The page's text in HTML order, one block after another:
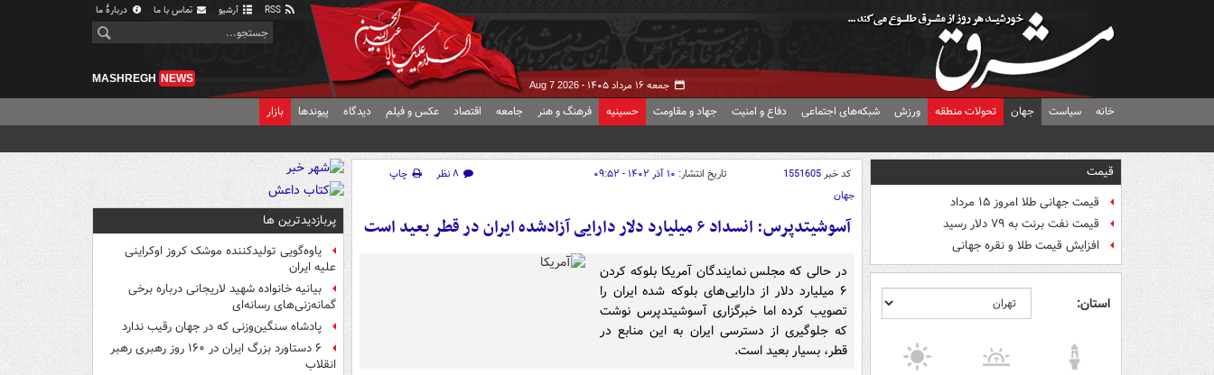
آرشیو تماس با ما دربارهٔ ما
جمعه ۱۶ مرداد ۱۴۰۵ - Aug 7 2026
MASHREGH NEWS
خانه سیاست جهان تحولات منطقه ورزش شبکه‌های اجتماعی دفاع و امنیت جهاد و مقاومت حسینیه فرهنگ و هنر جامعه اقتصاد عکس و فیلم دیدگاه پیوندها بازار
قیمت
قیمت جهانی طلا امروز ۱۵ مرداد
قیمت نفت برنت به ۷۹ دلار رسید
افزایش قیمت طلا و نقره جهانی
استان:
کد خبر1551605 تاریخ انتشار: ۱۰ آذر ۱۴۰۲ - ۰۹:۵۲ ۸ نظر
چاپ
جهان
آسوشیتدپرس: انسداد ۶ میلیارد دلار دارایی آزادشده ایران در قطر بعید است
در حالی که مجلس نمایندگان آمریکا بلوکه کردن
۶ میلیارد دلار از دارایی‌های بلوکه شده ایران را
تصویب کرده اما خبرگزاری آسوشیتدپرس نوشت
که جلوگیری از دسترسی ایران به این منابع در
قطر، بسیار بعید است.
پربازدیدترین ها
یاوه‌گویی تولیدکننده موشک کروز اوکراینی
علیه ایران
بیانیه خانواده شهید لاریجانی درباره برخی
گمانه‌زنی‌های رسانه‌ای
پادشاه سنگین‌وزنی که در جهان رقیب ندارد
۶ دستاورد بزرگ ایران در ۱۶۰ روز رهبری رهبر
انقلاب